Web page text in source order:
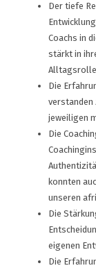
Der tiefe
Coachs in
stärkt in
Alltagsrolle
Die
verstanden
jeweiligen
Die
konnten
unseren
Die
eigenen
Die